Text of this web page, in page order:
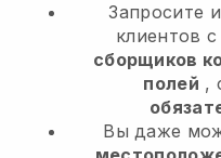
Запросите
клиентов
сборщиков
полей ,
Вы даже